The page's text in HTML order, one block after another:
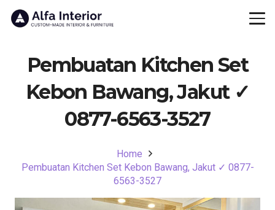
Pembuatan Kitchen Set
Kebon Bawang, Jakut ✓
0877-6563-3527
Home
Pembuatan Kitchen Set Kebon Bawang, Jakut ✓ 0877-
6563-3527